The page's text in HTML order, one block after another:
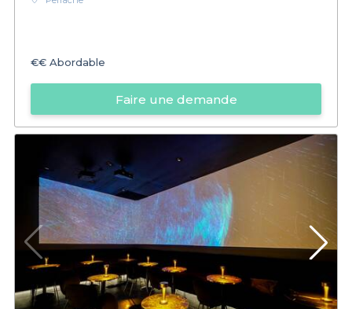
€€ Abordable
Faire une demande